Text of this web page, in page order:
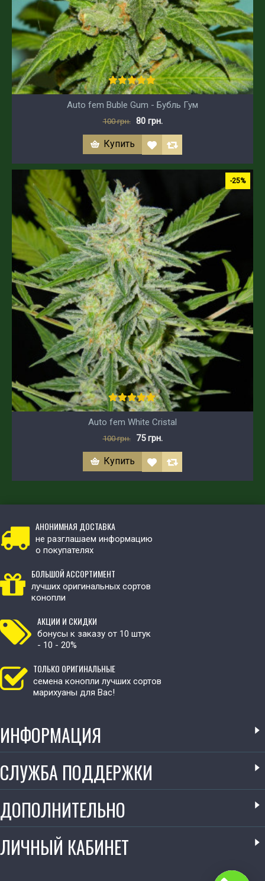
Auto fem Buble Gum - Бубль Гум
100 грн. 80 грн.
Купить
-25%
Auto fem White Cristal
100 грн. 75 грн.
Купить
АНОНИМНАЯ ДОСТАВКА
не разглашаем информацию
о покупателях
БОЛЬШОЙ АССОРТИМЕНТ
лучших оригинальных сортов
конопли
АКЦИИ И СКИДКИ
бонусы к заказу от 10 штук
- 10 - 20%
ТОЛЬКО ОРИГИНАЛЬНЫЕ
семена конопли лучших сортов
марихуаны для Вас!
ИНФОРМАЦИЯ
СЛУЖБА ПОДДЕРЖКИ
ДОПОЛНИТЕЛЬНО
ЛИЧНЫЙ КАБИНЕТ